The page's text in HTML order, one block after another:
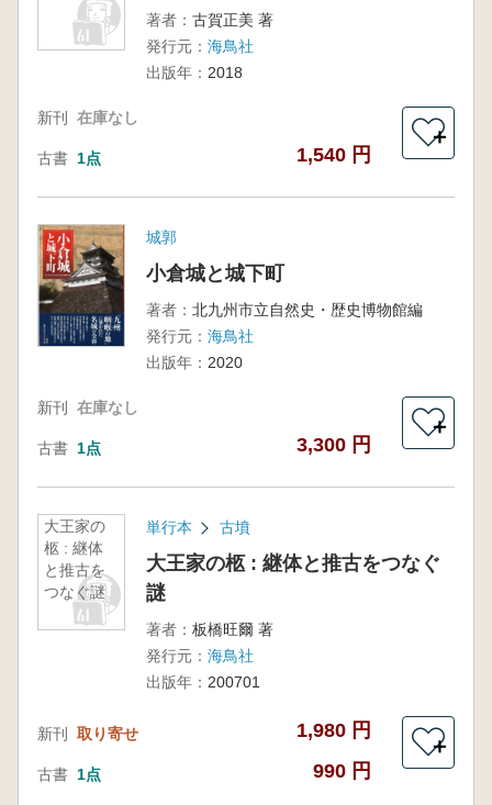
著者： 古賀正美 著
発行元： 海鳥社
出版年： 2018
新刊 在庫なし
古書 1点 1,540 円
＋
城郭
小倉城と城下町
著者： 北九州市立自然史・歴史博物館編
発行元： 海鳥社
出版年： 2020
新刊 在庫なし
古書 1点 3,300 円
＋
大王家の
柩 : 継体
と推古を
つなぐ謎
単行本 古墳
大王家の柩 : 継体と推古をつなぐ
謎
著者： 板橋旺爾 著
発行元： 海鳥社
出版年： 200701
新刊 取り寄せ 1,980 円
古書 1点 990 円
＋